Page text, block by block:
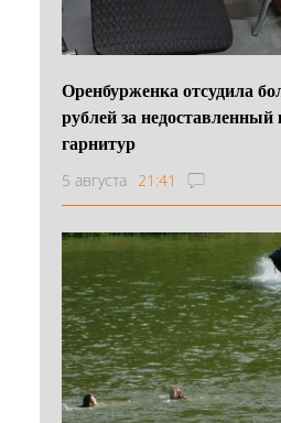
Оренбурженка отсудила
рублей за
гарнитур
5 августа 21:41